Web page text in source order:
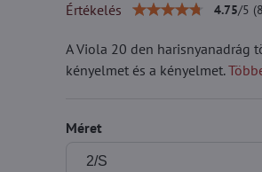
Értékelés 4.75/5 (8
A Viola 20 den harisnyanadrág
kényelmet és a kényelmet.
Méret